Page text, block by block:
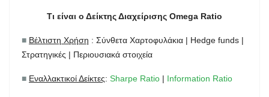
Τι είναι ο Δείκτης Διαχείρισης Omega Ratio
■ Βέλτιστη Χρήση : Σύνθετα Χαρτοφυλάκια | Hedge funds |
Στρατηγικές | Περιουσιακά στοιχεία
■ Εναλλακτικοί Δείκτες: Sharpe Ratio | Information Ratio